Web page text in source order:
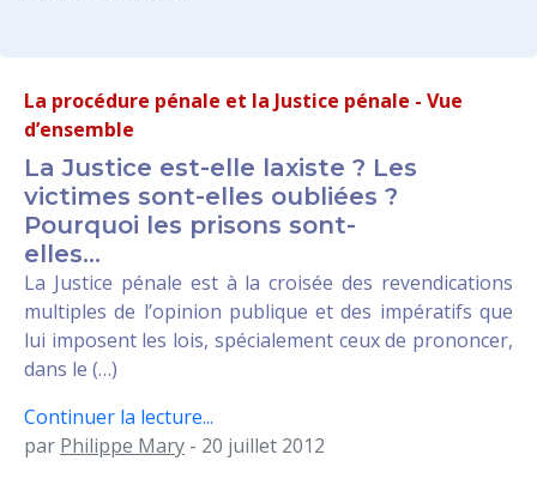
La procédure pénale et la Justice pénale - Vue
d’ensemble
La Justice est-elle laxiste ? Les
victimes sont-elles oubliées ?
Pourquoi les prisons sont-
elles...
La Justice pénale est à la croisée des revendications
multiples de l’opinion publique et des impératifs que
lui imposent les lois, spécialement ceux de prononcer,
dans le (…)
Continuer la lecture...
par Philippe Mary - 20 juillet 2012